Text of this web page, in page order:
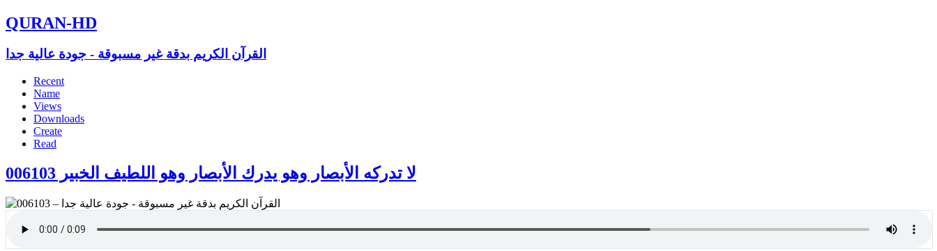
QURAN-HD
القرآن الكريم بدقة غير مسبوقة - جودة عالية جدا
Recent
Name
Views
Downloads
Create
Read
لا تدركه الأبصار وهو يدرك الأبصار وهو اللطيف الخبير 006103